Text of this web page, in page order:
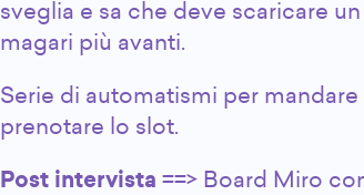
sveglia e sa che deve scaricare
magari più avanti.
Serie di automatismi per mandare
prenotare lo slot.
Post intervista ==> Board Miro